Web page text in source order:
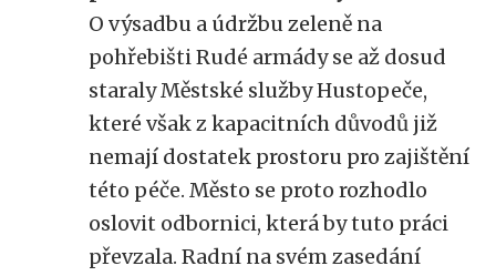
O výsadbu a údržbu zeleně na
pohřebišti Rudé armády se až dosud
staraly Městské služby Hustopeče,
které však z kapacitních důvodů již
nemají dostatek prostoru pro zajištění
této péče. Město se proto rozhodlo
oslovit odbornici, která by tuto práci
převzala. Radní na svém zasedání